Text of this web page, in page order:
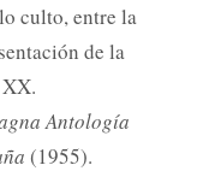
culto, entre la
de la
Antología
(1955).